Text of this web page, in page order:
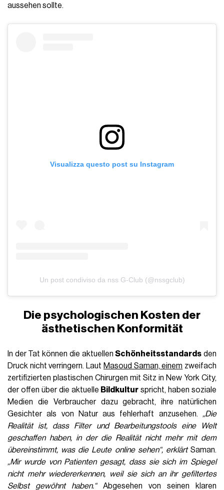
aussehen sollte.
Visualizza questo post su Instagram
Un post condiviso da nss G-Club (@nssgclub)
Die psychologischen Kosten der
ästhetischen Konformität
In der Tat können die aktuellenSchönheitsstandards den
Druck nicht verringern. Laut Masoud Saman, einem zweifach
zertifizierten plastischen Chirurgen mit Sitz in New York City,
der offen über die aktuelle Bildkultur spricht, haben soziale
Medien die Verbraucher dazu gebracht, ihre natürlichen
Gesichter als von Natur aus fehlerhaft anzusehen. „Die
Realität ist, dass Filter und Bearbeitungstools eine Welt
geschaffen haben, in der die Realität nicht mehr mit dem
übereinstimmt, was die Leute online sehen“, erklärtSaman.
„Mir wurde von Patienten gesagt, dass sie sich im Spiegel
nicht mehr wiedererkennen, weil sie sich an ihr gefiltertes
Selbst gewöhnt haben.“Abgesehen von seinen klaren